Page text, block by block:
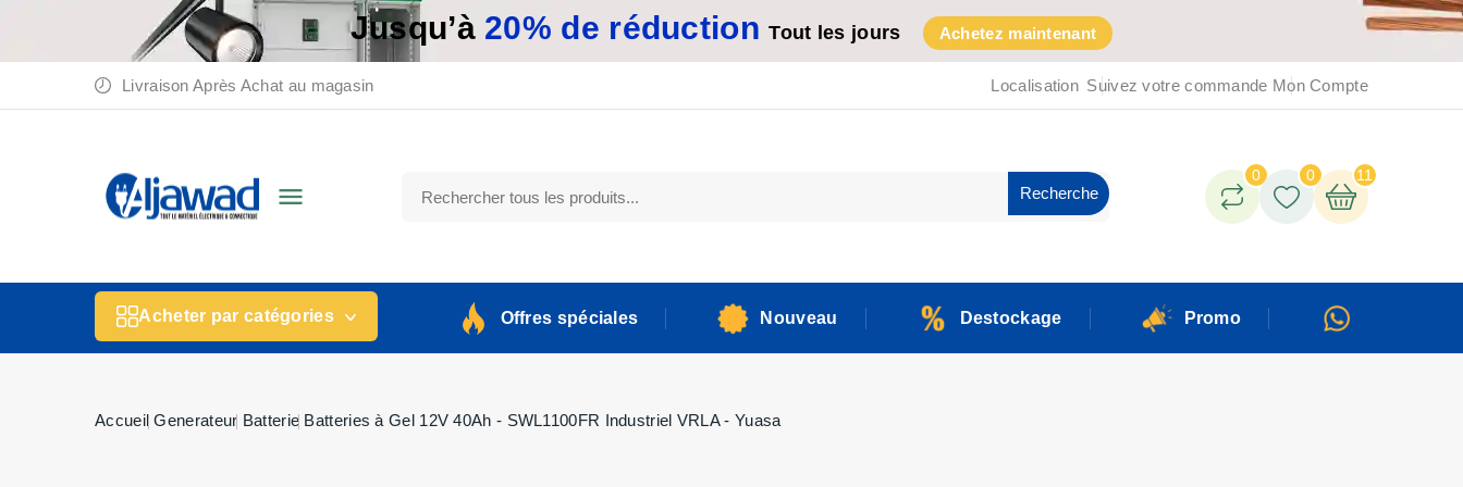
Jusqu’à20% de réductionTout les jours Achetez maintenant
Livraison Après Achat au magasin Localisation Suivez votre commande Mon Compte
 Recherche
0 0 11
Acheter par catégories Offres spéciales Nouveau Destockage Promo
Accueil Generateur Batterie Batteries à Gel 12V 40Ah - SWL1100FR Industriel VRLA - Yuasa